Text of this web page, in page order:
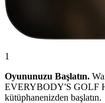
1
Oyununuzu Başlatın.
EVERYBODY'S GOLF
kütüphanenizden başlatın.